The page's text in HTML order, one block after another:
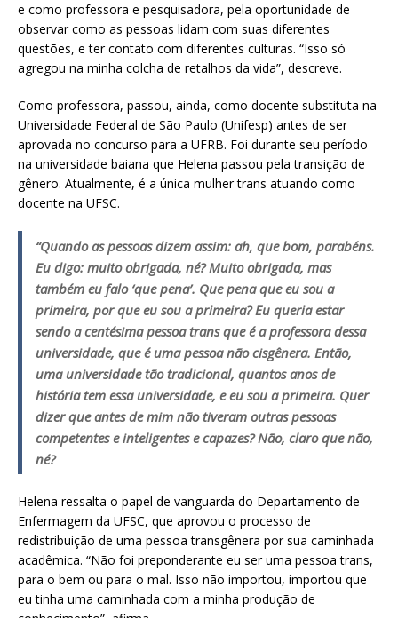
e como professora e pesquisadora, pela oportunidade de
observar como as pessoas lidam com suas diferentes
questões, e ter contato com diferentes culturas. “Isso só
agregou na minha colcha de retalhos da vida”, descreve.
Como professora, passou, ainda, como docente substituta na
Universidade Federal de São Paulo (Unifesp) antes de ser
aprovada no concurso para a UFRB. Foi durante seu período
na universidade baiana que Helena passou pela transição de
gênero. Atualmente, é a única mulher trans atuando como
docente na UFSC.
“Quando as pessoas dizem assim: ah, que bom, parabéns.
Eu digo: muito obrigada, né? Muito obrigada, mas
também eu falo ‘que pena’. Que pena que eu sou a
primeira, por que eu sou a primeira? Eu queria estar
sendo a centésima pessoa trans que é a professora dessa
universidade, que é uma pessoa não cisgênera. Então,
uma universidade tão tradicional, quantos anos de
história tem essa universidade, e eu sou a primeira. Quer
dizer que antes de mim não tiveram outras pessoas
competentes e inteligentes e capazes? Não, claro que não,
né?
Helena ressalta o papel de vanguarda do Departamento de
Enfermagem da UFSC, que aprovou o processo de
redistribuição de uma pessoa transgênera por sua caminhada
acadêmica. “Não foi preponderante eu ser uma pessoa trans,
para o bem ou para o mal. Isso não importou, importou que
eu tinha uma caminhada com a minha produção de